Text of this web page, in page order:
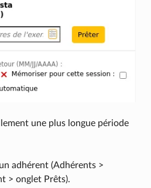
une plus longue période
adhérent (Adhérents >
> onglet Prêts).